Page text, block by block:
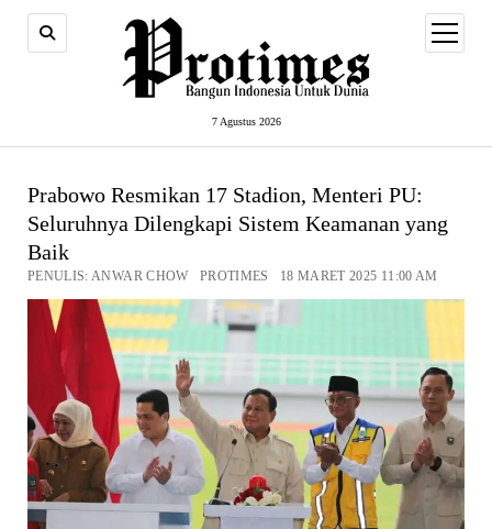
7 Agustus 2026
open
menu
Prabowo Resmikan 17 Stadion, Menteri PU:
Seluruhnya Dilengkapi Sistem Keamanan yang
Baik
PENULIS: ANWAR CHOW PROTIMES 18 MARET 2025 11:00 AM